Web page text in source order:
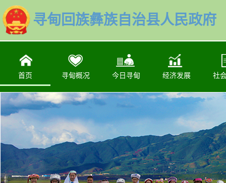
寻甸回族彝族自治县人民政府
首页 寻甸概况 今日寻甸 经济发展 社